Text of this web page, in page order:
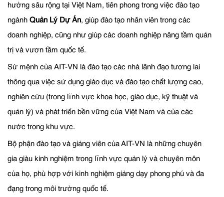
hưởng sâu rộng tại Việt Nam, tiên phong trong việc đào tạo
ngành Quản Lý Dự Án, giúp đào tạo nhân viên trong các
doanh nghiệp, cũng như giúp các doanh nghiệp nâng tầm quản
trị và vươn tầm quốc tế.
Sứ mệnh của AIT-VN là đào tạo các nhà lãnh đạo tương lai
thông qua việc sử dụng giáo dục và đào tạo chất lượng cao,
nghiên cứu (trong lĩnh vực khoa học, giáo dục, kỹ thuật và
quản lý) và phát triển bền vững của Việt Nam và của các
nước trong khu vực.
Bộ phận đào tạo và giảng viên của AIT-VN là những chuyên
gia giàu kinh nghiệm trong lĩnh vực quản lý và chuyên môn
của họ, phù hợp với kinh nghiệm giảng dạy phong phú và đa
đạng trong môi trường quốc tế.